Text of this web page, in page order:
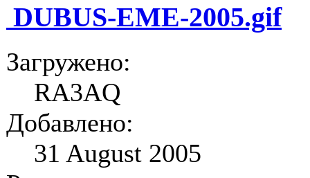
DUBUS-EME-2005.gif
Загружено:
RA3AQ
Добавлено:
31 August 2005